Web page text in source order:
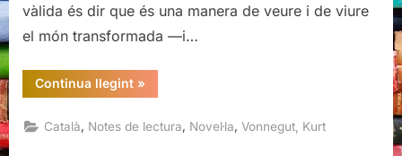
vàlida és dir que és una manera de veure i de viure
el món transformada —i…
Continua llegint“Mare
nit,
Vonnegut”
»
Català, Notes de lectura, Novel·la,Vonnegut, Kurt